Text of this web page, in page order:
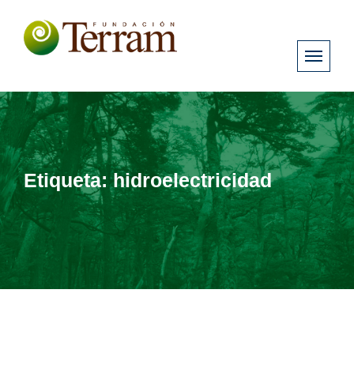
Etiqueta:hidroelectricidad